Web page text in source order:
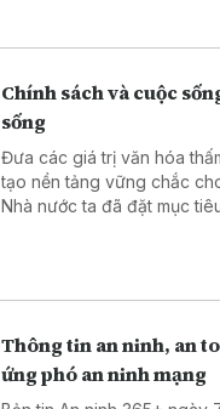
Chính sách và cuộc
sống
Đưa các giá trị văn hóa thấm sâu vào đời
tạo nền tảng vững chắc
Nhà nước ta đã đặt mục
dân là mục tiêu cao nhất.
Thông tin an ninh, an
ứng phó an ninh mạng